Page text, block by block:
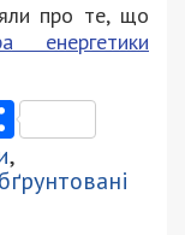
про те, що
енергетики
,